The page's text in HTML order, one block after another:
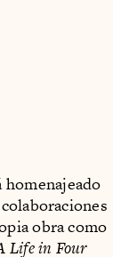
obra como
Life in Four